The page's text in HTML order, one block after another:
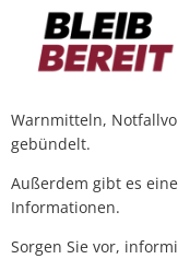
Warnmitteln,
gebündelt.
Außerdem gibt es
Informationen.
Sorgen Sie vor,